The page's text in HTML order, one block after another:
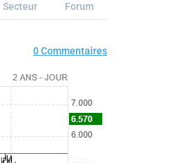
Secteur Forum
0 Commentaires